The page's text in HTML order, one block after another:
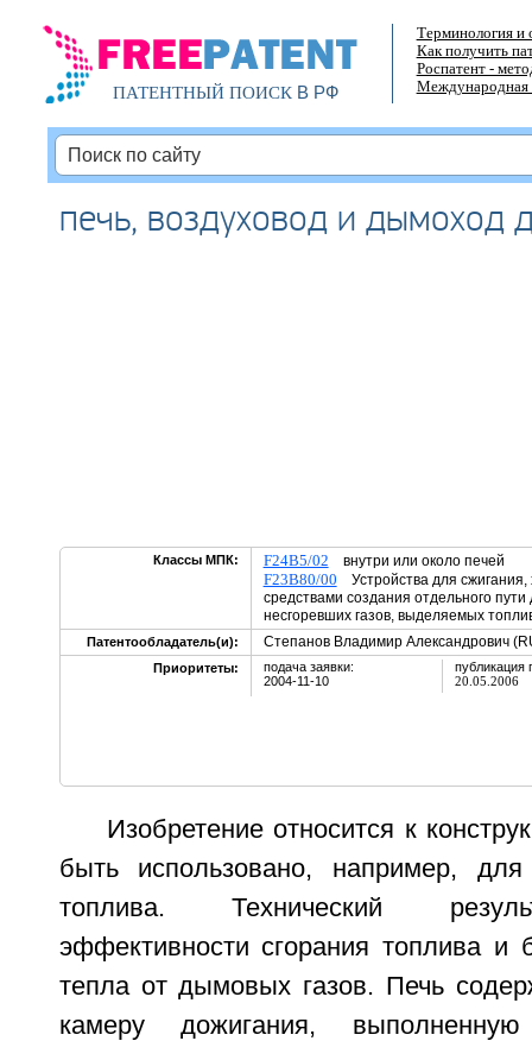
ПАТЕНТНЫЙ ПОИСКВ РФ
Терминология и
Как получить
Роспатент -
Международная
печь, воздуховод и дымоход
Классы МПК: F24B5/02 внутри или около печей
F23B80/00 Устройства для
средствами создания отдельного
несгоревших газов, выделяемых
Патентообладатель(и): Степанов Владимир Александрович
Приоритеты:
подача заявки:
2004-11-10
публикация
20.05.2006
Изобретение относится к
быть использовано, например, для
топлива. Технический
эффективности сгорания топлива и
тепла от дымовых газов. Печь
камеру дожигания,